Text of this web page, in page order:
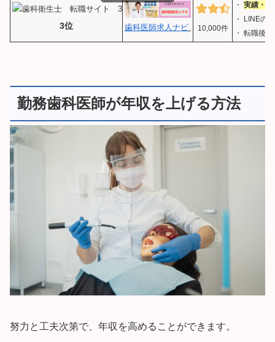
3位 歯科医師求人ナビ 10,000件
・ 実績・顧
・ LINEの
・ 転職後
勤務歯科医師が年収を上げる方法
努力と工夫次第で、年収を高めることができます。